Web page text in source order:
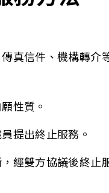
真信件、機構轉介
性質。
提出終止服務。
經雙方協議後終止